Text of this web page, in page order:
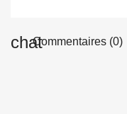
chatCommentaires (0)